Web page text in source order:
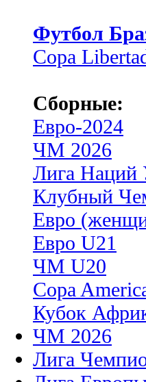
Футбол
Copa
Сборные:
Евро-2024
ЧМ 2026
Лига
Клубный
Евро
Евро U21
ЧМ U20
Copa
Кубок
ЧМ 2026
Лига